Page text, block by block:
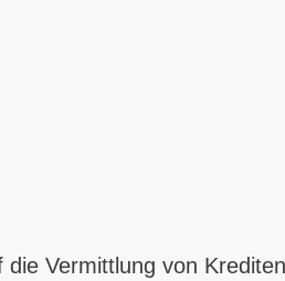
Vermittlung von Krediten